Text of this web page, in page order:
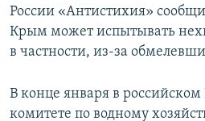
России «Антистихия»
Крым может испытывать
в частности, из-за
В конце января в российском
комитете по водному